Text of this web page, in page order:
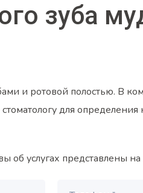
зуба
и ротовой полостью. В
для определения
об услугах представлены на